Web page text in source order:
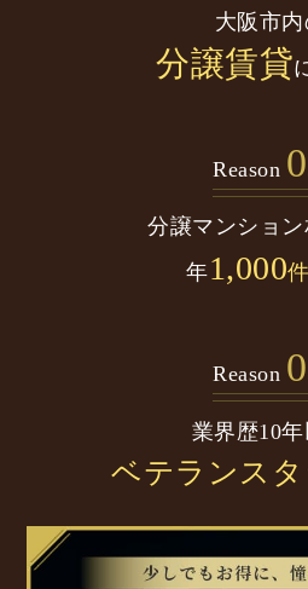
大阪市
分譲賃貸
Reason
分譲マンション
年1,000件
Reason
業界歴10年
ベテランスタ